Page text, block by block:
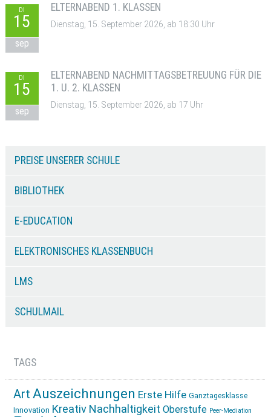
DI
15
sep
ELTERNABEND 1. KLASSEN
Dienstag, 15. September 2026, ab 18:30 Uhr
DI
15
sep
ELTERNABEND NACHMITTAGSBETREUUNG FÜR DIE
1. U. 2. KLASSEN
Dienstag, 15. September 2026, ab 17 Uhr
PREISE UNSERER SCHULE
BIBLIOTHEK
E-EDUCATION
ELEKTRONISCHES KLASSENBUCH
LMS
SCHULMAIL
TAGS
Art Auszeichnungen Erste Hilfe Ganztagesklasse
Innovation Kreativ Nachhaltigkeit Oberstufe Peer-Mediation